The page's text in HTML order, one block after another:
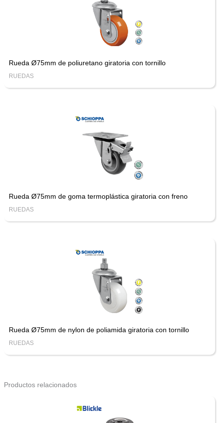
Rueda Ø75mm de poliuretano giratoria con tornillo
RUEDAS
Rueda Ø75mm de goma termoplástica giratoria con freno
RUEDAS
Rueda Ø75mm de nylon de poliamida giratoria con tornillo
RUEDAS
Productos relacionados